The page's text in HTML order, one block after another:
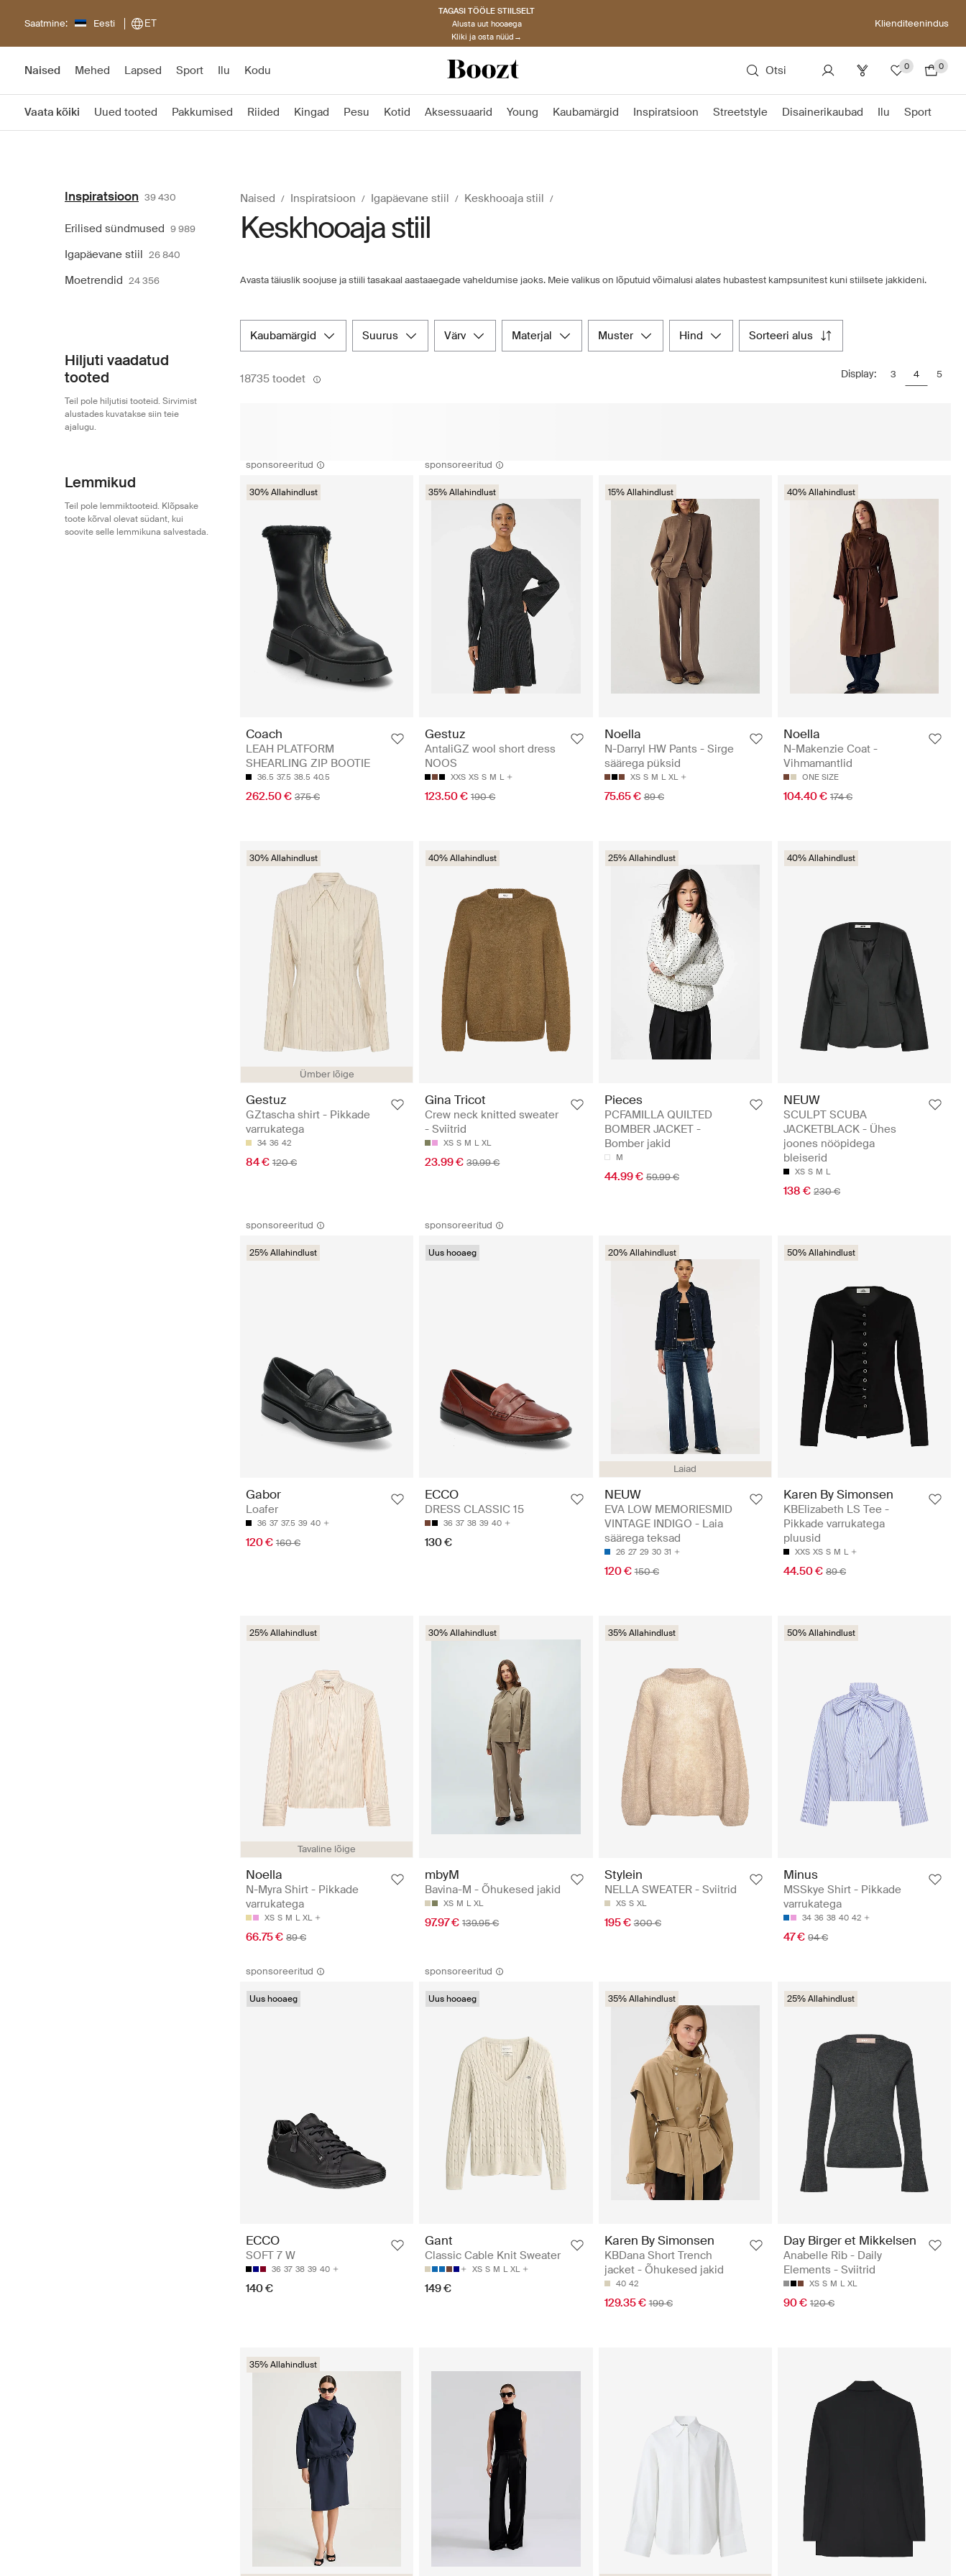
Saatmine: Eesti ET
TAGASI TÖÖLE STIILSELT
Alusta uut hooaega
Kliki ja osta nüüd→
Klienditeenindus
Naised Mehed Lapsed Sport Ilu Kodu Otsi 0 0
Vaata kõiki Uued tooted Pakkumised Riided Kingad Pesu Kotid Aksessuaarid Young Kaubamärgid Inspiratsioon Streetstyle Disainerikaubad Ilu Sport
Inspiratsioon 39 430
Erilised sündmused 9 989
Igapäevane stiil 26 840
Moetrendid 24 356
Hiljuti vaadatud
tooted
Teil pole hiljutisi tooteid. Sirvimist
alustades kuvatakse siin teie
ajalugu.
Lemmikud
Teil pole lemmiktooteid. Klõpsake
toote kõrval olevat südant, kui
soovite selle lemmikuna salvestada.
Naised Inspiratsioon Igapäevane stiil Keskhooaja stiil
Keskhooaja stiil
Avasta täiuslik soojuse ja stiili tasakaal aastaaegade vaheldumise jaoks. Meie valikus on lõputuid võimalusi alates hubastest kampsunitest kuni stiilsete jakkideni.
kaubamärgid suurus värv materjal muster hind sorteeri alus
18735 toodet Display: 3 4 5
sponsoreeritud
30% Allahindlust
Coach
LEAH PLATFORM
SHEARLING ZIP BOOTIE
36.5 37.5 38.5 40.5
262.50 € 375 €
sponsoreeritud
35% Allahindlust
Gestuz
AntaliGZ wool short dress
NOOS
XXS XS S M L
123.50 € 190 €
15% Allahindlust
Noella
N-Darryl HW Pants - Sirge
säärega püksid
XS S M L XL
75.65 € 89 €
40% Allahindlust
Noella
N-Makenzie Coat -
Vihmamantlid
ONE SIZE
104.40 € 174 €
Ümber lõige
30% Allahindlust
Gestuz
GZtascha shirt - Pikkade
varrukatega
34 36 42
84 € 120 €
40% Allahindlust
Gina Tricot
Crew neck knitted sweater
- Sviitrid
XS S M L XL
23.99 € 39.99 €
25% Allahindlust
Pieces
PCFAMILLA QUILTED
BOMBER JACKET -
Bomber jakid
M
44.99 € 59.99 €
40% Allahindlust
NEUW
SCULPT SCUBA
JACKETBLACK - Ühes
joones nööpidega
bleiserid
XS S M L
138 € 230 €
sponsoreeritud
25% Allahindlust
Gabor
Loafer
36 37 37.5 39 40
120 € 160 €
sponsoreeritud
Uus hooaeg
ECCO
DRESS CLASSIC 15
36 37 38 39 40
130 €
Laiad
20% Allahindlust
NEUW
EVA LOW MEMORIESMID
VINTAGE INDIGO - Laia
säärega teksad
26 27 29 30 31
120 € 150 €
50% Allahindlust
Karen By Simonsen
KBElizabeth LS Tee -
Pikkade varrukatega
pluusid
XXS XS S M L
44.50 € 89 €
Tavaline lõige
25% Allahindlust
Noella
N-Myra Shirt - Pikkade
varrukatega
XS S M L XL
66.75 € 89 €
30% Allahindlust
mbyM
Bavina-M - Õhukesed jakid
XS M L XL
97.97 € 139.95 €
35% Allahindlust
Stylein
NELLA SWEATER - Sviitrid
XS S XL
195 € 300 €
50% Allahindlust
Minus
MSSkye Shirt - Pikkade
varrukatega
34 36 38 40 42
47 € 94 €
sponsoreeritud
Uus hooaeg
ECCO
SOFT 7 W
36 37 38 39 40
140 €
sponsoreeritud
Uus hooaeg
Gant
Classic Cable Knit Sweater
XS S M L XL
149 €
35% Allahindlust
Karen By Simonsen
KBDana Short Trench
jacket - Õhukesed jakid
40 42
129.35 € 199 €
25% Allahindlust
Day Birger et Mikkelsen
Anabelle Rib - Daily
Elements - Sviitrid
XS S M L XL
90 € 120 €
35% Allahindlust